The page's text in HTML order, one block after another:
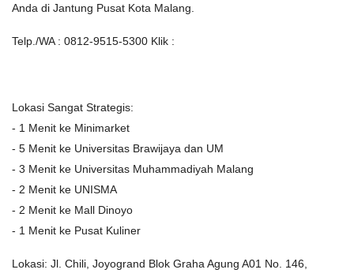
Anda di Jantung Pusat Kota Malang.
Telp./WA : 0812-9515-5300 Klik :
Lokasi Sangat Strategis:
- 1 Menit ke Minimarket
- 5 Menit ke Universitas Brawijaya dan UM
- 3 Menit ke Universitas Muhammadiyah Malang
- 2 Menit ke UNISMA
- 2 Menit ke Mall Dinoyo
- 1 Menit ke Pusat Kuliner
Lokasi: Jl. Chili, Joyogrand Blok Graha Agung A01 No. 146,